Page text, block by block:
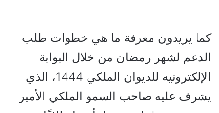
كما يريدون معرفة ما هي خطوات طلب
الدعم لشهر رمضان من خلال البوابة
الإلكترونية للديوان الملكي 1444، الذي
يشرف عليه صاحب السمو الملكي الأمير